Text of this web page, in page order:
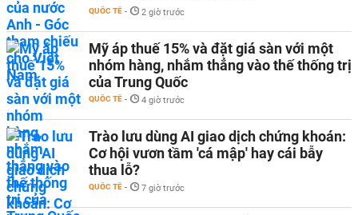
QUỐC TẾ - 2 giờ trước
Mỹ áp thuế 15% và đặt giá sàn với một
nhóm hàng, nhắm thẳng vào thế thống trị
của Trung Quốc
QUỐC TẾ - 4 giờ trước
Trào lưu dùng AI giao dịch chứng khoán:
Cơ hội vươn tầm 'cá mập' hay cái bẫy
thua lỗ?
QUỐC TẾ - 7 giờ trước